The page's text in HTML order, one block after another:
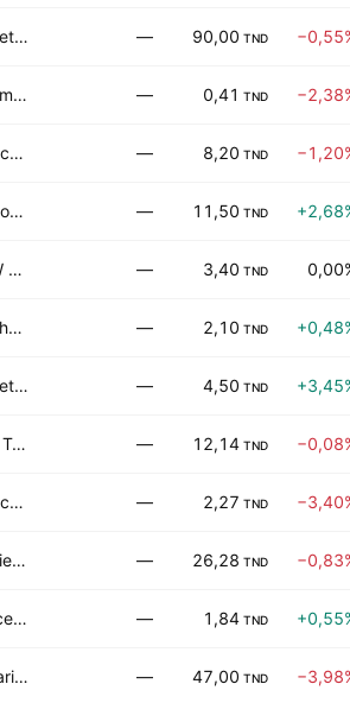
Societe Tunisienne d'Assurances et de Reassurances — 90,00 TND
Sanimed SA — 0,41 TND
Wifack International Bank SA — 8,20 TND
La Societe Nouvelle Maison de la Ville de Tunis-Monoprix SA — 11,50 TND
NEW BODY LINE — 3,40 TND
Carthage Cement — 2,10 TND
Societe Immobiliere Tuniso-Seoudienne SA — 4,50 TND
One Tech Holding SA — 12,14 TND
L'Accumulateur Tunisien Assad — 2,27 TND
Societe Tunisienne de Verreries SA — 26,28 TND
Office Plast SA — 1,84 TND
Attijari Leasing SA — 47,00 TND